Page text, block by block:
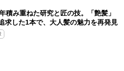
積み重ねた研究と匠の技。「艶髪」
求した1本で、大人髪の魅力を再発見